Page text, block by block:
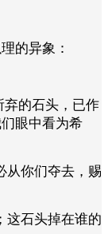
的异象：
弃的石头，已作
眼中看为希
从你们夺去，赐
这石头掉在谁的